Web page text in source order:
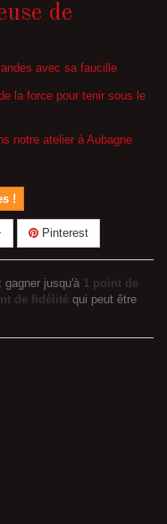
de
avec sa faucille
la force pour tenir sous le
notre atelier à Aubagne
!
Pinterest
gagner jusqu'à 1 point de
de fidélité qui peut être